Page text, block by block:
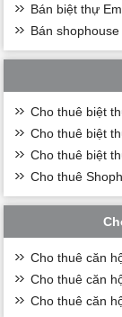
Bán biệt thự
Bán
Cho thuê biệt
Cho thuê biệt
Cho thuê biệt
Cho thuê
Cho thuê căn
Cho thuê căn
Cho thuê căn